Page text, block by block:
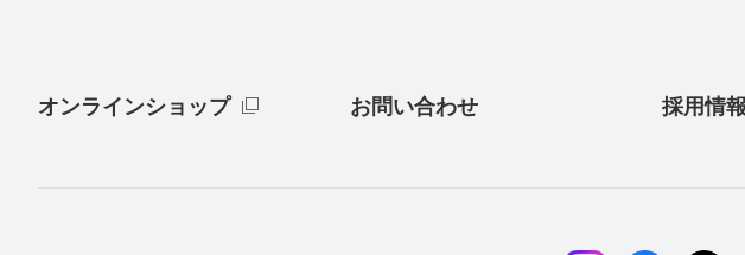
オンラインショップ お問い合わせ 採用情報